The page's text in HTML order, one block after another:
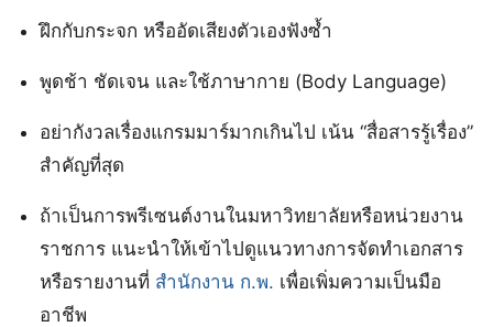
ฝึกกับกระจก หรืออัดเสียงตัวเองฟังซ้ำ
พูดช้า ชัดเจน และใช้ภาษากาย (Body Language)
อย่ากังวลเรื่องแกรมมาร์มากเกินไป เน้น “สื่อสารรู้เรื่อง”
สำคัญที่สุด
ถ้าเป็นการพรีเซนต์งานในมหาวิทยาลัยหรือหน่วยงาน
ราชการ แนะนำให้เข้าไปดูแนวทางการจัดทำเอกสาร
หรือรายงานที่ สำนักงาน ก.พ. เพื่อเพิ่มความเป็นมือ
อาชีพ